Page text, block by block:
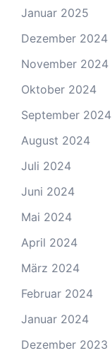
Januar 2025
Dezember 2024
November 2024
Oktober 2024
September 2024
August 2024
Juli 2024
Juni 2024
Mai 2024
April 2024
März 2024
Februar 2024
Januar 2024
Dezember 2023